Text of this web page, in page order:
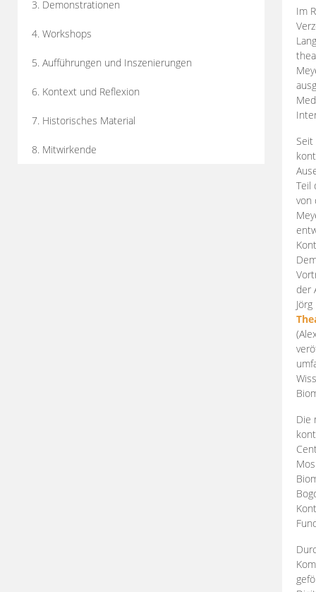
3. Demonstrationen
4. Workshops
5. Aufführungen und Inszenierungen
6. Kontext und Reflexion
7. Historisches Material
8. Mitwirkende
Im
Teil
von
der
Die